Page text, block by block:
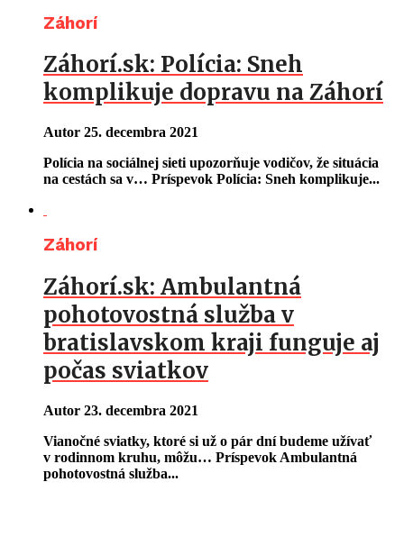
Záhorí
Záhorí.sk: Polícia: Sneh
komplikuje dopravu na Záhorí
Autor 25. decembra 2021
Polícia na sociálnej sieti upozorňuje vodičov, že situácia
na cestách sa v… Príspevok Polícia: Sneh komplikuje...
Záhorí
Záhorí.sk: Ambulantná
pohotovostná služba v
bratislavskom kraji funguje aj
počas sviatkov
Autor 23. decembra 2021
Vianočné sviatky, ktoré si už o pár dní budeme užívať
v rodinnom kruhu, môžu… Príspevok Ambulantná
pohotovostná služba...